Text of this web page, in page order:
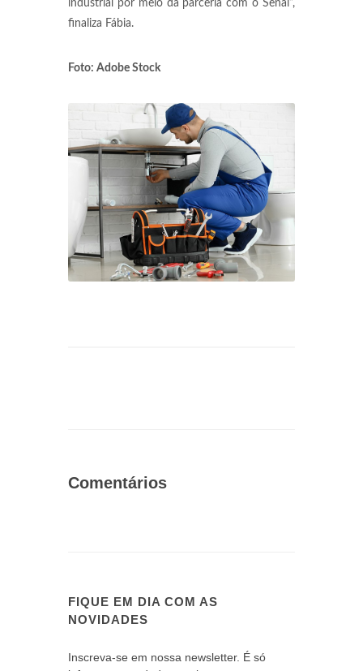
industrial por meio da parceria com o Senai”,
finaliza Fábia.
Foto: Adobe Stock
Comentários
FIQUE EM DIA COM AS
NOVIDADES
Inscreva-se em nossa newsletter. É só